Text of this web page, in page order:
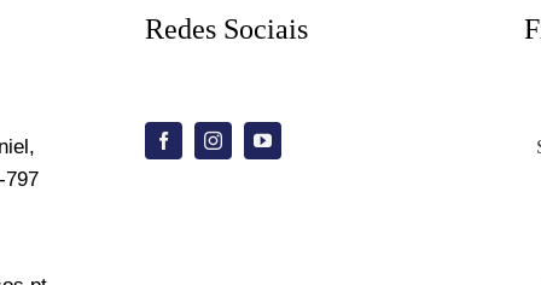
797
Redes Sociais